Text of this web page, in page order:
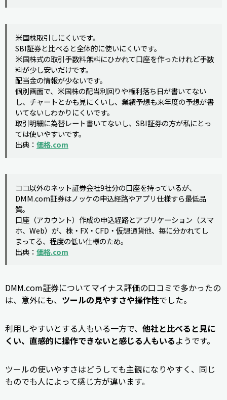
米国株取引しにくいです。
SBI証券と比べると全体的に使いにくいです。
米国株式の取引手数料無料にひかれて口座を作ったけれど手数
料が少し安いだけです。
配当金の情報が少ないです。
個別画面で、米国株の配当利回りや権利落ち日が書いてない
し、チャートとかも見にくいし、業績予想も来年度の予想が書
いてないしわかりにくいです。
取引明細に為替レート書いてないし、SBI証券の方が私にとっ
ては使いやすいです。
出典： 価格.com
ココ以外のネット証券会社9社分の口座を持っているが、
DMM.com証券はノッケの申込経路やアプリ仕様すら最低品
質。
口座（アカウント）作成の申込経路とアプリケーション（スマ
ホ、Web）が、株・FX・CFD・仮想通貨他、毎に分かれてし
まってる、程度の低い仕様のため。
出典： 価格.com
DMM.com証券についてマイナス評価の口コミで多かったの
は、意外にも、 ツールの見やすさや操作性でした。
利用しやすいとする人もいる一方で、 他社と比べると見に
くい、直感的に操作できないと感じる人もいるようです。
ツールの使いやすさはどうしても主観になりやすく、同じ
ものでも人によって感じ方が違います。